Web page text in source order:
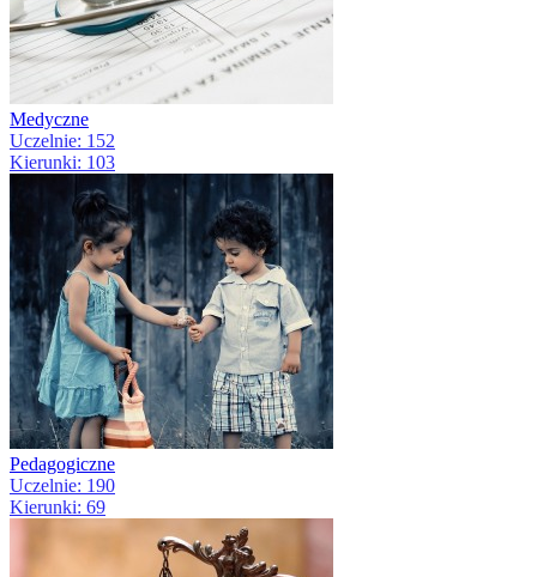
Medyczne
Uczelnie: 152
Kierunki: 103
Pedagogiczne
Uczelnie: 190
Kierunki: 69